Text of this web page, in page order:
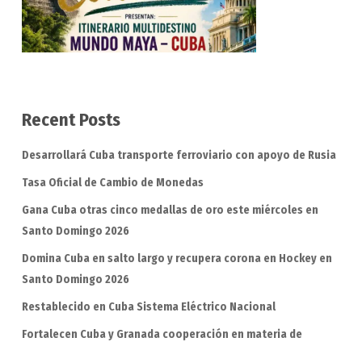
Recent Posts
Desarrollará Cuba transporte ferroviario con apoyo de Rusia
Tasa Oficial de Cambio de Monedas
Gana Cuba otras cinco medallas de oro este miércoles en
Santo Domingo 2026
Domina Cuba en salto largo y recupera corona en Hockey en
Santo Domingo 2026
Restablecido en Cuba Sistema Eléctrico Nacional
Fortalecen Cuba y Granada cooperación en materia de